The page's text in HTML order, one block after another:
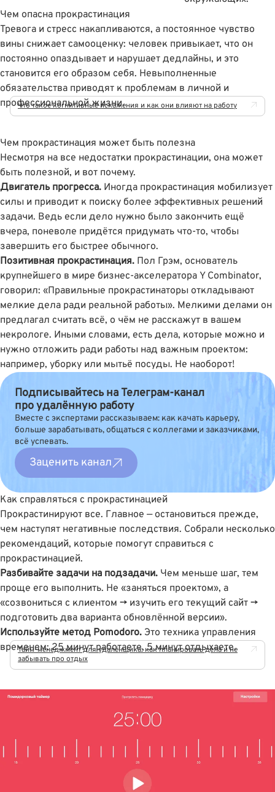
Чем опасна прокрастинация
Тревога и стресс накапливаются, а постоянное чувство
вины снижает самооценку: человек привыкает, что он
постоянно опаздывает и нарушает дедлайны, и это
становится его образом себя. Невыполненные
обязательства приводят к проблемам в личной и
профессиональной жизни.
Что такое когнитивные искажения и как они влияют на работу
Чем прокрастинация может быть полезна
Несмотря на все недостатки прокрастинации, она может
быть полезной, и вот почему.
Двигатель прогресса. Иногда прокрастинация мобилизует
силы и приводит к поиску более эффективных решений
задачи. Ведь если дело нужно было закончить ещё
вчера, поневоле придётся придумать что-то, чтобы
завершить его быстрее обычного.
Позитивная прокрастинация. Пол Грэм, основатель
крупнейшего в мире бизнес-акселератора Y Combinator,
говорил: «Правильные прокрастинаторы откладывают
мелкие дела ради реальной работы». Мелкими делами он
предлагал считать всё, о чём не расскажут в вашем
некрологе. Иными словами, есть дела, которые можно и
нужно отложить ради работы над важным проектом:
например, уборку или мытьё посуды. Не наоборот!
Подписывайтесь на Телеграм-канал
про удалённую работу
Вместе с экспертами рассказываем: как качать карьеру,
больше зарабатывать, общаться с коллегами и заказчиками,
всё успевать.
Заценить канал
Как справляться с прокрастинацией
Прокрастинируют все. Главное — остановиться прежде,
чем наступят негативные последствия. Собрали несколько
рекомендаций, которые помогут справиться с
прокрастинацией.
Разбивайте задачи на подзадачи. Чем меньше шаг, тем
проще его выполнить. Не «заняться проектом», а
«созвониться с клиентом → изучить его текущий сайт →
подготовить два варианта обновлённой версии».
Используйте метод Pomodoro. Это техника управления
временем: 25 минут работаете, 5 минут отдыхаете.
Тайм-менеджмент для удалёнщика: как планировать дела и не
забывать про отдых